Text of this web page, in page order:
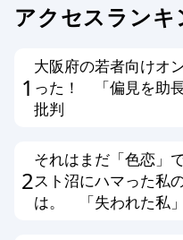
メールアドレ
その他、編集
した場合
ます。以上、あ
さい。
アクセスランキ
1
大阪府の若者向けオ
った！ 「偏見を助
批判
2
それはまだ「色恋」
スト沼にハマった私
は。 「失われた私」